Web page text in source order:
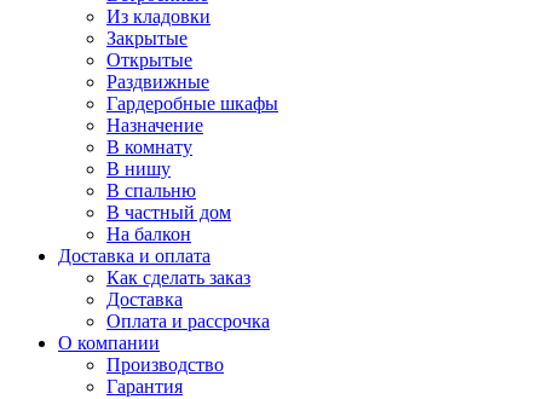
Из кладовки
Закрытые
Открытые
Раздвижные
Гардеробные шкафы
Назначение
В комнату
В нишу
В спальню
В частный дом
На балкон
Доставка и оплата
Как сделать заказ
Доставка
Оплата и рассрочка
О компании
Производство
Гарантия